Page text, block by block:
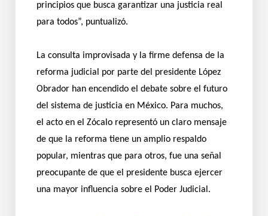
principios que busca garantizar una justicia real
para todos”, puntualizó.
La consulta improvisada y la firme defensa de la
reforma judicial por parte del presidente López
Obrador han encendido el debate sobre el futuro
del sistema de justicia en México. Para muchos,
el acto en el Zócalo representó un claro mensaje
de que la reforma tiene un amplio respaldo
popular, mientras que para otros, fue una señal
preocupante de que el presidente busca ejercer
una mayor influencia sobre el Poder Judicial.